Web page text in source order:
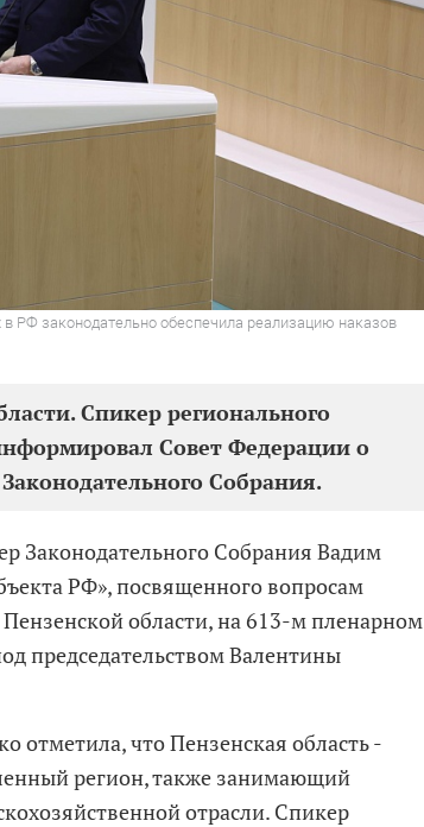
РФ законодательно обеспечила реализацию наказов
Спикер регионального
Совет Федерации о
Собрания.
Законодательного Собрания Вадим
РФ», посвященного вопросам
области, на 613-м пленарном
председательством Валентины
отметила, что Пензенская область -
регион, также занимающий
отрасли. Спикер